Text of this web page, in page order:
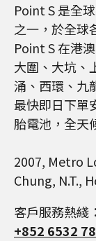
Point S 是全
之一，於全球
Point S 在港
大圍、大坑、
涌、西環、九
最快即日下單
胎電池，全天
2007, Metro
Chung, N.T.,
客戶服務熱綫：
+852 6532